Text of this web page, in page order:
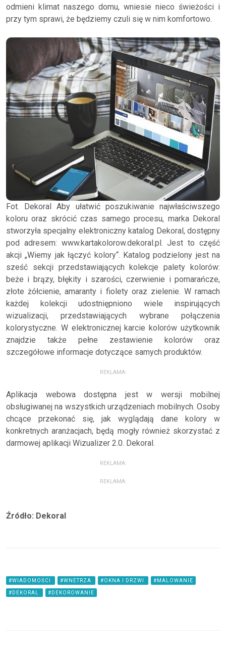
odmieni klimat naszego domu, wniesie nieco świeżości i
przy tym sprawi, że będziemy czuli się w nim komfortowo.
Fot. Dekoral Aby ułatwić poszukiwanie najwłaściwszego
koloru oraz skrócić czas samego procesu, marka Dekoral
stworzyła specjalny elektroniczny katalog Dekoral, dostępny
pod adresem: www.kartakolorow.dekoral.pl. Jest to część
akcji „Wiemy jak łączyć kolory“. Katalog podzielony jest na
sześć sekcji przedstawiających kolekcje palety kolorów:
beże i brązy, błękity i szarości, czerwienie i pomarańcze,
złote żółcienie, amaranty i fiolety oraz zielenie. W ramach
każdej kolekcji udostniępniono wiele inspirujących
wizualizacji, przedstawiających wybrane połączenia
kolorystyczne. W elektronicznej karcie kolorów użytkownik
znajdzie także pełne zestawienie kolorów oraz
szczegółowe informacje dotyczące samych produktów.
REKLAMA:
Aplikacja webowa dostępna jest w wersji mobilnej
obsługiwanej na wszystkich urządzeniach mobilnych. Osoby
chcące przekonać się, jak wyglądają dane kolory w
konkretnych aranżacjach, będą mogły również skorzystać z
darmowej aplikacji Wizualizer 2.0. Dekoral.
REKLAMA:
REKLAMA:
Źródło: Dekoral
#WIADOMOŚCI #WNETRZA #OKNA I DRZWI #MALOWANIE
#DEKORAL #DEKOROWANIE